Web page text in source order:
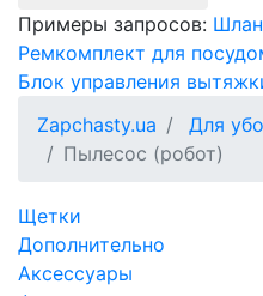
Примеры запросов:
Ремкомплект для
Блок управления
Zapchasty.ua
Для
Пылесос (робот)
Щетки
Дополнительно
Аксессуары